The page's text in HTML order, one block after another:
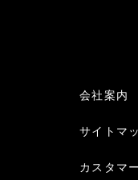
会社案内
サイトマ
カスタマ